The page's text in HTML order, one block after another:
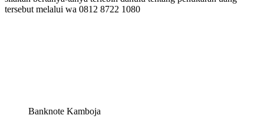
tersebut melalui wa 0812 8722 1080
Banknote Kamboja